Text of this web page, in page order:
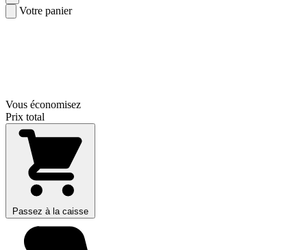
Votre panier
Vous économisez
Prix total
Passez à la caisse